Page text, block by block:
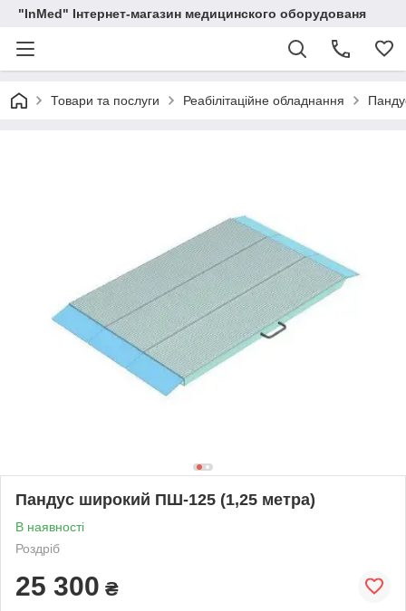
"InMed" Інтернет-магазин медицинского оборудованя
Товари та послуги Реабілітаційне обладнання
Пандус широкий ПШ-125 (1,25 метра)
В наявності
Роздріб
25 300 ₴